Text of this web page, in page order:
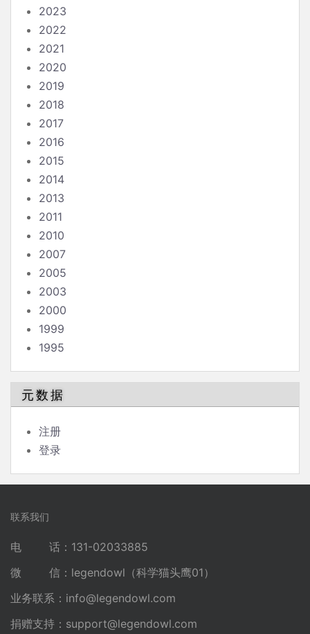
2023
2022
2021
2020
2019
2018
2017
2016
2015
2014
2013
2011
2010
2007
2005
2003
2000
1999
1995
元数据
注册
登录
联系我们
电 话：131-02033885
微 信：legendowl（科学猫头鹰01）
业务联系： info@legendowl.com
捐赠支持： support@legendowl.com